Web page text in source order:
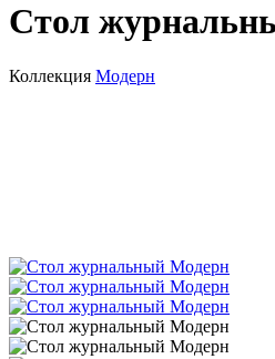
Стол
Коллекция Модерн